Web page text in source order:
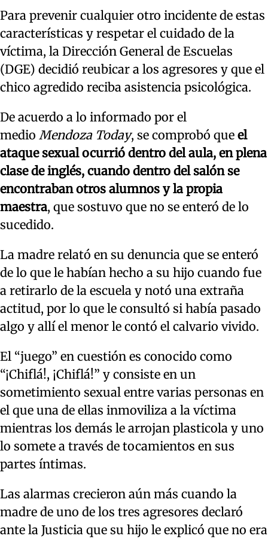
Para prevenir cualquier otro incidente de estas
características y respetar el cuidado de la
víctima, la Dirección General de Escuelas
(DGE) decidió reubicar a los agresores y que el
chico agredido reciba asistencia psicológica.
De acuerdo a lo informado por el
medio Mendoza Today, se comprobó que el
ataque sexual ocurrió dentro del aula, en plena
clase de inglés, cuando dentro del salón se
encontraban otros alumnos y la propia
maestra, que sostuvo que no se enteró de lo
sucedido.
La madre relató en su denuncia que se enteró
de lo que le habían hecho a su hijo cuando fue
a retirarlo de la escuela y notó una extraña
actitud, por lo que le consultó si había pasado
algo y allí el menor le contó el calvario vivido.
El “juego” en cuestión es conocido como
“¡Chiflá!, ¡Chiflá!” y consiste en un
sometimiento sexual entre varias personas en
el que una de ellas inmoviliza a la víctima
mientras los demás le arrojan plasticola y uno
lo somete a través de tocamientos en sus
partes íntimas.
Las alarmas crecieron aún más cuando la
madre de uno de los tres agresores declaró
ante la Justicia que su hijo le explicó que no era